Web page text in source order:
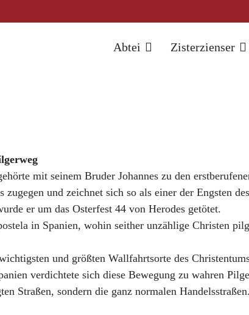
Abtei Zisterzienser
mit seinem Bruder Johannes zu den
zugegen und zeichnet sich so als einer der Engsten
er um das Osterfest 44 von Herodes getötet.
in Spanien, wohin seither unzählige Christen
und größten Wallfahrtsorte des
verdichtete sich diese Bewegung zu wahren
Straßen, sondern die ganz normalen